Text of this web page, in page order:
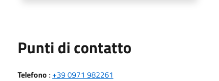
Punti di contatto
Telefono : +39 0971 982261